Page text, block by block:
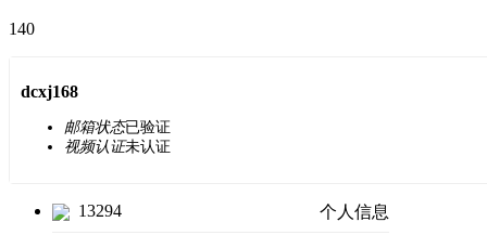
140
dcxj168
邮箱状态已验证
视频认证未认证
13294 个人信息